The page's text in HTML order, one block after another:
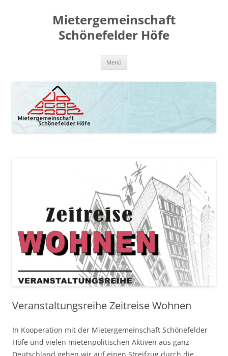
Mietergemeinschaft
Schönefelder Höfe
Menü
Veranstaltungsreihe Zeitreise Wohnen
In Kooperation mit der Mietergemeinschaft Schönefelder
Höfe und vielen mietenpolitischen Aktiven aus ganz
Deutschland gehen wir auf einen Streifzug durch die